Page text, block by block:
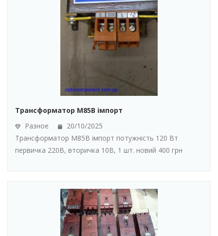
Трансформатор М85В імпорт
Разное
20/10/2025
Трансформатор М85В імпорт потужність 120 Вт
первичка 220В, вторичка 10В, 1 шт. новий 400 грн